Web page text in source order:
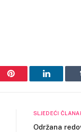
Pinterest LinkedIn
SLJEDEĆI
Održana